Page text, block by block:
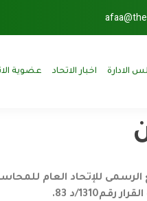
الادارة اخبار الاتحاد عضوية
للإتحاد العام
د 83.